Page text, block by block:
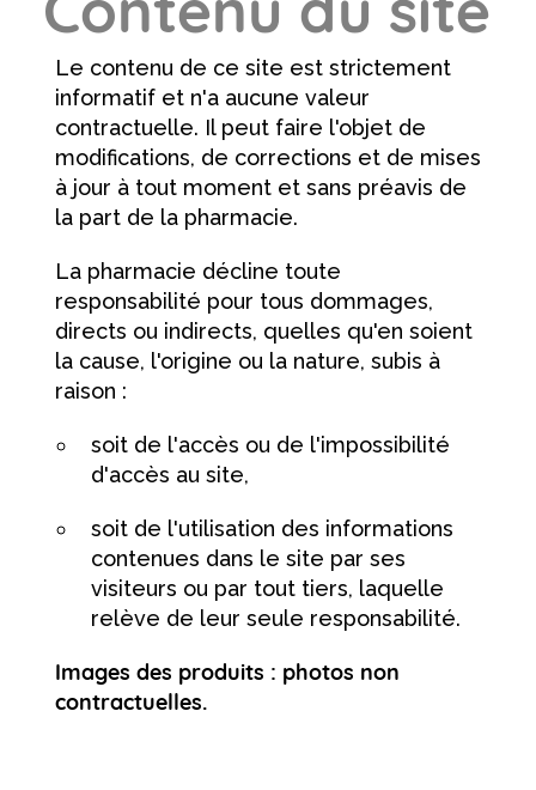
Le contenu de ce site est strictement
informatif et n'a aucune valeur
contractuelle. Il peut faire l'objet de
modifications, de corrections et de mises
à jour à tout moment et sans préavis de
la part de la pharmacie.
La pharmacie décline toute
responsabilité pour tous dommages,
directs ou indirects, quelles qu'en soient
la cause, l'origine ou la nature, subis à
raison :
soit de l'accès ou de l'impossibilité
d'accès au site,
soit de l'utilisation des informations
contenues dans le site par ses
visiteurs ou par tout tiers, laquelle
relève de leur seule responsabilité.
Images des produits : photos non
contractuelles.